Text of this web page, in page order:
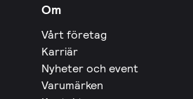
Om
Vårt företag
Karriär
Nyheter och event
Varumärken